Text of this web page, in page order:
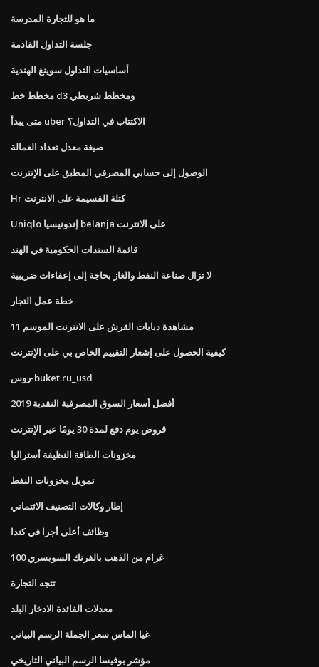
ما هو للتجارة المدرسة
جلسة التداول القادمة
أساسيات التداول سوينغ الهندية
مخطط خط d3 ومخطط شريطي
متى يبدأ uber الاكتتاب في التداول؟
صيغة معدل تعداد العمالة
الوصول إلى حسابي المصرفي المطبق على الإنترنت
Hr كتلة القسيمة على الانترنت
Uniqlo إندونيسيا belanja على الانترنت
قائمة السندات الحكومية في الهند
لا تزال صناعة النفط والغاز بحاجة إلى إعفاءات ضريبية
خطة عمل التجار
مشاهدة دبابات القرش على الانترنت الموسم 11
كيفية الحصول على إشعار التقييم الخاص بي على الإنترنت
روس-buket.ru_usd
أفضل أسعار السوق المصرفية النقدية 2019
قروض يوم دفع لمدة 30 يومًا عبر الإنترنت
مخزونات الطاقة النظيفة أستراليا
تمويل مخزونات النفط
إطار وكالات التصنيف الائتماني
وظائف أعلى أجرا في كندا
100 غرام من الذهب بالفرنك السويسري
تتجه التجارة
معدلات الفائدة الادخار البلد
غيا الماس سعر الجملة الرسم البياني
مؤشر بوفيسا الرسم البياني التاريخي